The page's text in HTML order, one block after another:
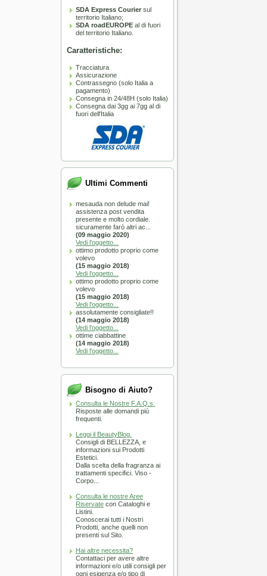
da barba Omega in
HI-BRUSH “BARBER
A SOLI 24.50 €
SDA Express Courier sul
territorio Italiano;
SDA roadEUROPE al di fuori
del territorio Italiano.
Caratteristiche:
Tracciatura
Assicurazione
Contrassegno (solo Italia a
pagamento)
Consegna in 24/48H (solo Italia)
Consegna dai 3gg ai 7gg al di
fuori dell'Italia
Ultimi Commenti
mesauda non delude mai!
assistenza post vendita
presente e molto cordiale.
sicuramente farò altri ac...
(09 maggio 2020)
Vedi l'oggetto...
ottimo prodotto proprio come
volevo
(15 maggio 2018)
Vedi l'oggetto...
ottimo prodotto proprio come
volevo
(15 maggio 2018)
Vedi l'oggetto...
assolutamente consigliate!!
(14 maggio 2018)
Vedi l'oggetto...
ottime ciabbattine
(14 maggio 2018)
Vedi l'oggetto...
Bisogno di Aiuto?
Consulta le Nostre F.A.Q.s.
Risposte alle domandi più
frequenti.
Leggi il BeautyBlog.
Consigli di BELLEZZA, e
informazioni sui Prodotti
Estetici.
Dalla scelta della fragranza ai
trattamenti specifici. Viso -
Corpo...
Consulta le nostre Aree
Riservate con Cataloghi e
Listini.
Conoscerai tutti i Nostri
Prodotti, anche quelli non
presenti sul Sito.
Hai altre necessita?
Contattaci per avere altre
informazioni e/o utili consigli per
ogni esigenza e/o tipo di